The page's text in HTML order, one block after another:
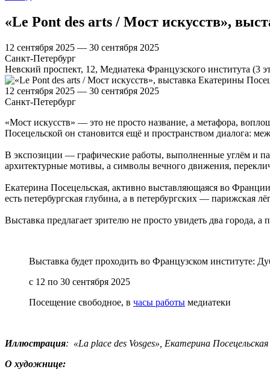
«Le Pont des arts / Мост искусств»,
12 сентября 2025 — 30 сентября 2025
Санкт-Петербург
Невский проспект, 12, Медиатека Французского института (3
12 сентября 2025 — 30 сентября 2025
Санкт-Петербург
«Мост искусств» — это не просто название, а метафора,
Посецельской он становится ещё и пространством диалога:
В экспозиции — графические работы, выполненные углём и
архитектурные мотивы, а символы вечного движения,
Екатерина Посецельская, активно выставляющаяся во
есть петербургская глубина, а в петербургских — парижская
Выставка предлагает зрителю не просто увидеть два города,
Выставка будет проходить во Французском институте:
с 12 по 30 сентября 2025
Посещение свободное, в часы работы медиатеки
Иллюстрация: «La place des Vosges», Екатерина Посецельская
О художнице: